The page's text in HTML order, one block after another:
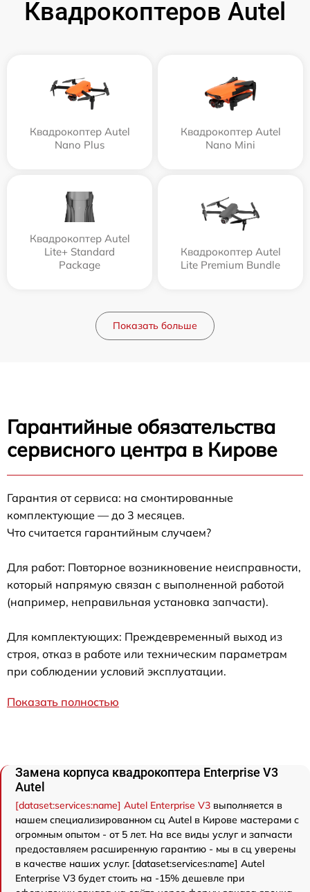
Квадрокоптеров Autel
Квадрокоптер Autel
Nano Plus
Квадрокоптер Autel
Nano Mini
Квадрокоптер Autel
Lite+ Standard
Package
Квадрокоптер Autel
Lite Premium Bundle
Показать больше
Гарантийные обязательства
сервисного центра в Кирове
Гарантия от сервиса: на смонтированные
комплектующие — до 3 месяцев.
Что считается гарантийным случаем?
Для работ: Повторное возникновение неисправности,
который напрямую связан с выполненной работой
(например, неправильная установка запчасти).
Для комплектующих: Преждевременный выход из
строя, отказ в работе или техническим параметрам
при соблюдении условий эксплуатации.
Показать полностью
Замена корпуса квадрокоптера Enterprise V3
Autel
[dataset:services:name] Autel Enterprise V3 выполняется в
нашем специализированном сц Autel в Кирове мастерами с
огромным опытом - от 5 лет. На все виды услуг и запчасти
предоставляем расширенную гарантию - мы в сц уверены
в качестве наших услуг. [dataset:services:name] Autel
Enterprise V3 будет стоить на -15% дешевле при